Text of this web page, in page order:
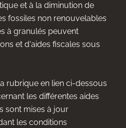
et à la diminution de
fossiles non renouvelables
à granulés peuvent
et d'aides fiscales sous
rubrique en lien ci-dessous
les différentes aides
sont mises à jour
les conditions